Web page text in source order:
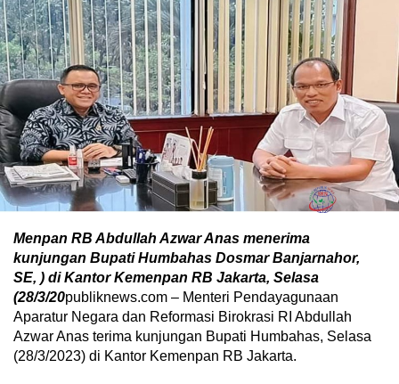
Menpan RB Abdullah Azwar Anas menerima
kunjungan Bupati Humbahas Dosmar Banjarnahor,
SE, ) di Kantor Kemenpan RB Jakarta, Selasa
(28/3/20publiknews.com – Menteri Pendayagunaan
Aparatur Negara dan Reformasi Birokrasi RI Abdullah
Azwar Anas terima kunjungan Bupati Humbahas, Selasa
(28/3/2023) di Kantor Kemenpan RB Jakarta.